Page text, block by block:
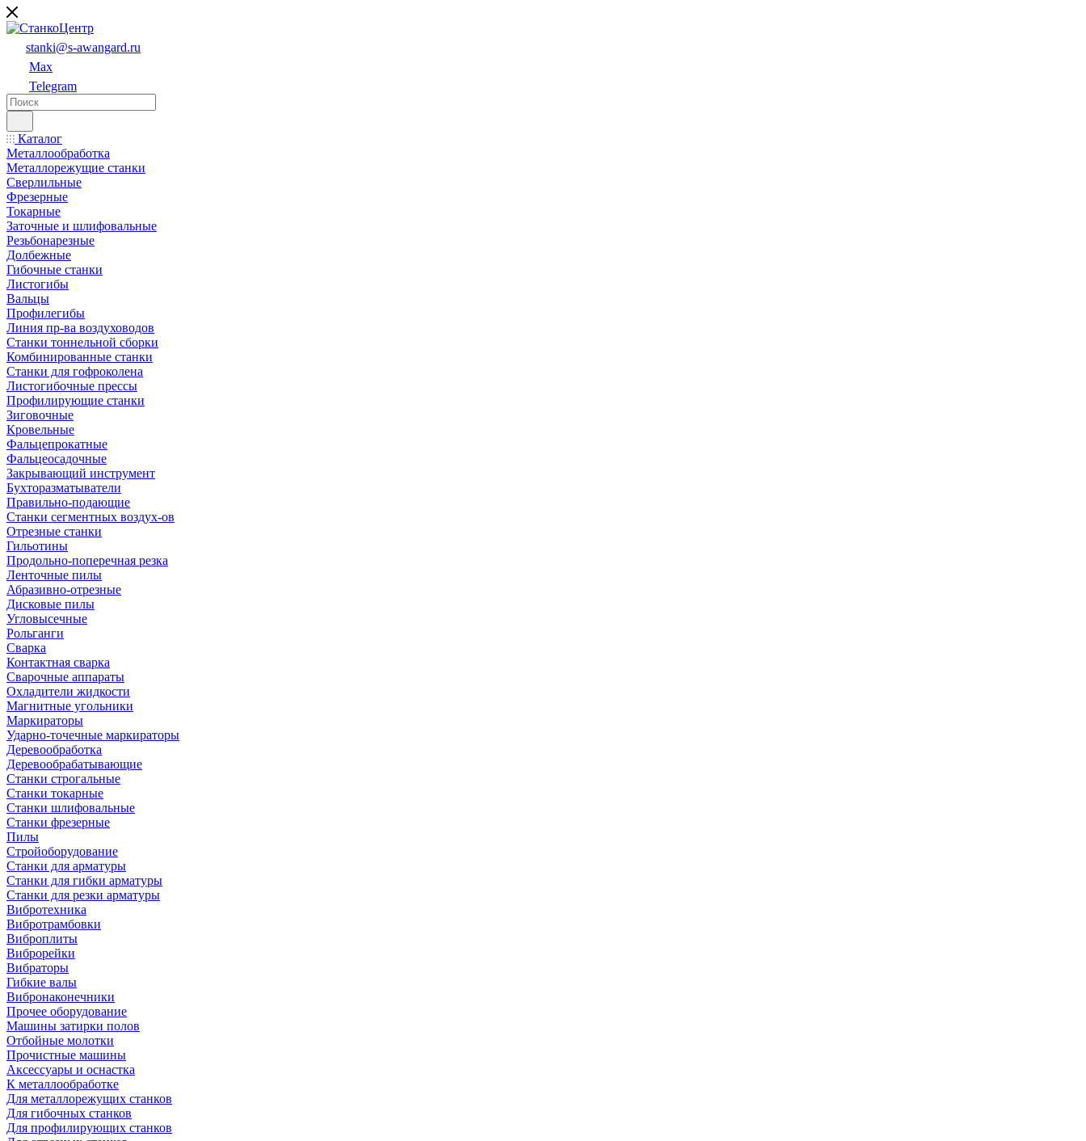
stanki@s-awangard.ru
Max
Telegram
Каталог
Металлообработка
Металлорежущие станки
Сверлильные
Фрезерные
Токарные
Заточные и шлифовальные
Резьбонарезные
Долбежные
Гибочные станки
Листогибы
Вальцы
Профилегибы
Линия пр-ва воздуховодов
Станки тоннельной сборки
Комбинированные станки
Станки для гофроколена
Листогибочные прессы
Профилирующие станки
Зиговочные
Кровельные
Фальцепрокатные
Фальцеосадочные
Закрывающий инструмент
Бухторазматыватели
Правильно-подающие
Станки сегментных воздух-ов
Отрезные станки
Гильотины
Продольно-поперечная резка
Ленточные пилы
Абразивно-отрезные
Дисковые пилы
Угловысечные
Рольганги
Сварка
Контактная сварка
Сварочные аппараты
Охладители жидкости
Магнитные угольники
Маркираторы
Ударно-точечные маркираторы
Деревообработка
Деревообрабатывающие
Станки строгальные
Станки токарные
Станки шлифовальные
Станки фрезерные
Пилы
Стройоборудование
Станки для арматуры
Станки для гибки арматуры
Станки для резки арматуры
Вибротехника
Вибротрамбовки
Виброплиты
Виброрейки
Вибраторы
Гибкие валы
Вибронаконечники
Прочее оборудование
Машины затирки полов
Отбойные молотки
Прочистные машины
Аксeccyapы и оснастка
К металлообработке
Для металлорежущих станков
Для гибочных станков
Для профилирующих станков